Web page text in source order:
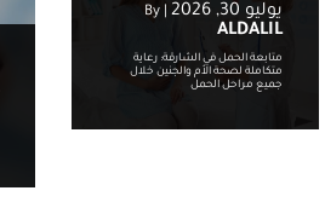
يوليو 30, 2026 By
ALDALIL
متابعة الحمل في الشارقة: رعاية
متكاملة لصحة الأم والجنين خلال
جميع مراحل الحمل